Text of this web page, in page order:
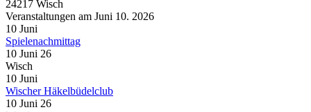
24217 Wisch
Veranstaltungen am Juni 10. 2026
10 Juni
Spielenachmittag
10 Juni 26
Wisch
10 Juni
Wischer Häkelbüdelclub
10 Juni 26